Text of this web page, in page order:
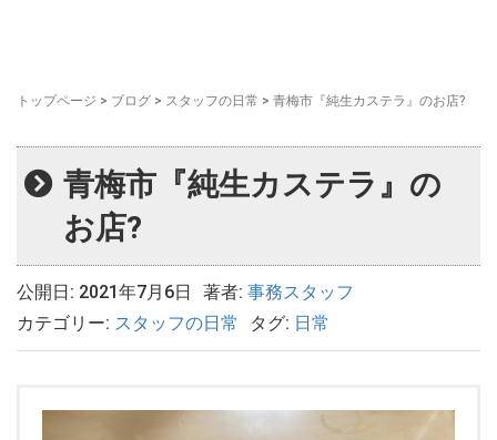
トップページ > ブログ > スタッフの日常 > 青梅市『純生カステラ』のお店?
青梅市『純生カステラ』の
お店?
公開日: 2021年7月6日 著者: 事務スタッフ
カテゴリー: スタッフの日常 タグ: 日常